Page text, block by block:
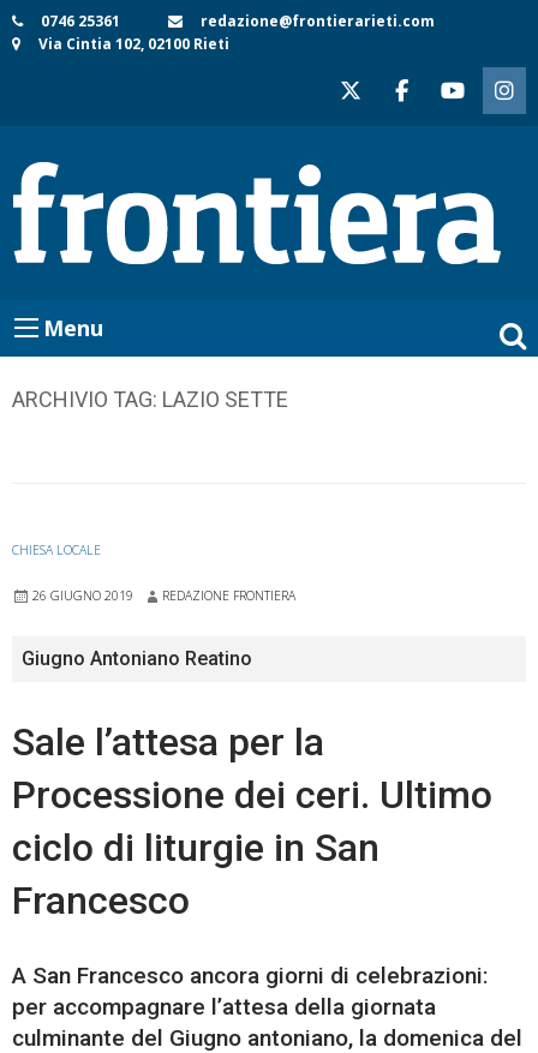
Skip
to
0746 25361
redazione@frontierarieti.com
Via Cintia 102, 02100 Rieti
Menu
ARCHIVIO TAG: LAZIO SETTE
CHIESA LOCALE
26 GIUGNO 2019 REDAZIONE FRONTIERA
Giugno Antoniano Reatino
Sale l’attesa per la
Processione dei ceri. Ultimo
ciclo di liturgie in San
Francesco
A San Francesco ancora giorni di celebrazioni:
per accompagnare l’attesa della giornata
culminante del Giugno antoniano, la domenica del